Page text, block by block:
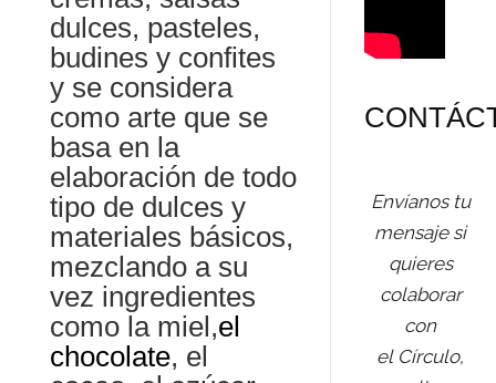
dulces, pasteles,
budines y confites
y se considera
como arte que se
basa en la
elaboración de todo
tipo de dulces y
materiales básicos,
mezclando a su
vez ingredientes
como la miel,el
chocolate, el
Envíanos tu
mensaje si
quieres
colaborar
con
el Círculo,